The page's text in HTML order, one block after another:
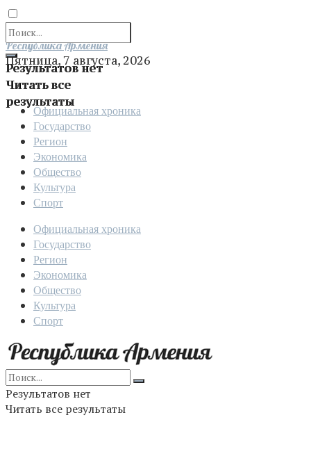
Результатов нет
Читать все
результаты
Отправить
Республика Армения
Пятница, 7 августа, 2026
Официальная хроника
Государство
Регион
Экономика
Общество
Культура
Спорт
Официальная хроника
Государство
Регион
Экономика
Общество
Культура
Спорт
Результатов нет
Читать все результаты